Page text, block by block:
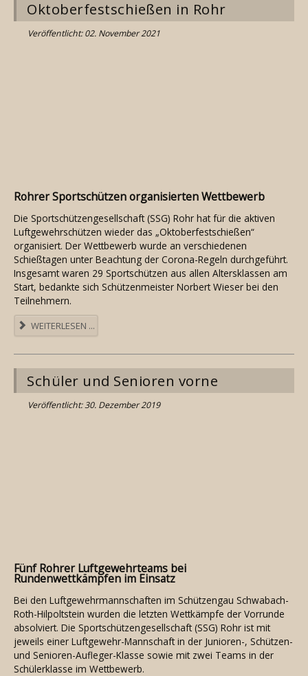
Oktoberfestschießen in Rohr
Veröffentlicht: 02. November 2021
Rohrer Sportschützen organisierten Wettbewerb
Die Sportschützengesellschaft (SSG) Rohr hat für die aktiven
Luftgewehrschützen wieder das „Oktoberfestschießen“
organisiert. Der Wettbewerb wurde an verschiedenen
Schießtagen unter Beachtung der Corona-Regeln durchgeführt.
Insgesamt waren 29 Sportschützen aus allen Altersklassen am
Start, bedankte sich Schützenmeister Norbert Wieser bei den
Teilnehmern.
WEITERLESEN ...
Schüler und Senioren vorne
Veröffentlicht: 30. Dezember 2019
Fünf Rohrer Luftgewehrteams bei
Rundenwettkämpfen im Einsatz
Bei den Luftgewehrmannschaften im Schützengau Schwabach-
Roth-Hilpoltstein wurden die letzten Wettkämpfe der Vorrunde
absolviert. Die Sportschützengesellschaft (SSG) Rohr ist mit
jeweils einer Luftgewehr-Mannschaft in der Junioren-, Schützen-
und Senioren-Aufleger-Klasse sowie mit zwei Teams in der
Schülerklasse im Wettbewerb.